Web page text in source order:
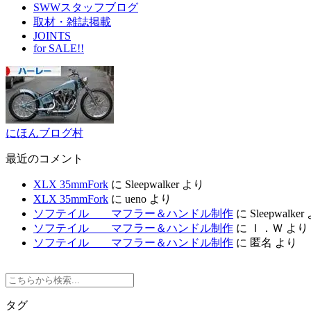
SWWスタッフブログ
取材・雑誌掲載
JOINTS
for SALE!!
にほんブログ村
最近のコメント
XLX 35mmFork に Sleepwalkerより
XLX 35mmFork に ueno より
ソフテイル マフラー＆ハンドル制作 に Sleepwalker
ソフテイル マフラー＆ハンドル制作 に Ｉ．Ｗ より
ソフテイル マフラー＆ハンドル制作 に 匿名 より
タグ